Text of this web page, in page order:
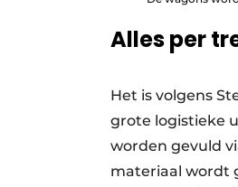
Alles per
Het is volgens
grote logistieke
worden gevuld
materiaal wordt